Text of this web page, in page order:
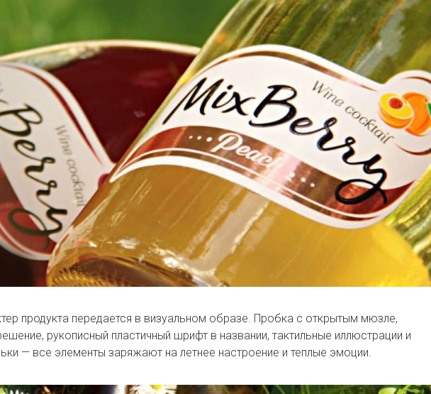
продукта передается в визуальном образе. Пробка с открытым мюзле,
рукописный пластичный шрифт в названии, тактильные иллюстрации и
— все элементы заряжают на летнее настроение и теплые эмоции.